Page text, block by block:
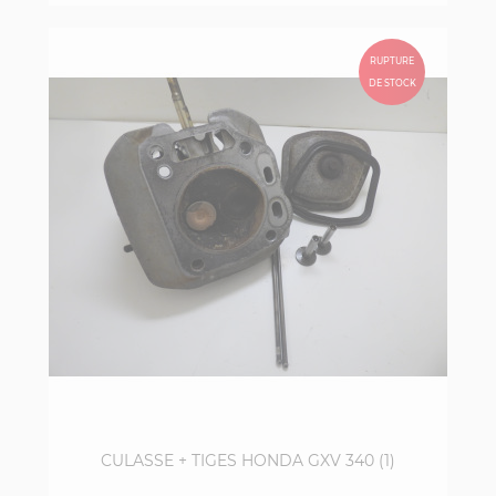
CULASSE + TIGES HONDA GXV 340 (1)
RUPTURE
DE STOCK